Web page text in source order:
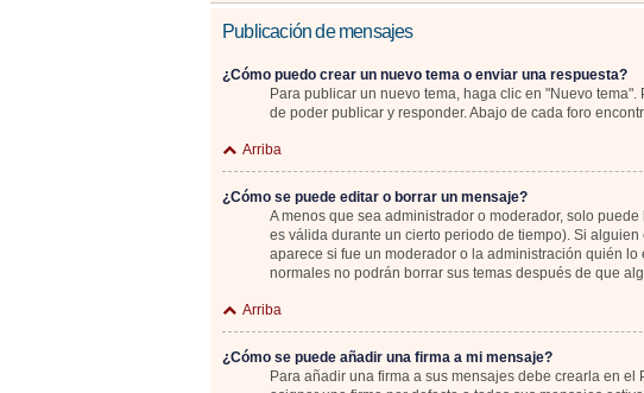
Publicación de mensajes
¿Cómo puedo crear un nuevo tema o enviar una respuesta?
Para publicar un nuevo tema, haga clic en "Nuevo
de poder publicar y responder. Abajo de cada foro
Arriba
¿Cómo se puede editar o borrar un mensaje?
A menos que sea administrador o moderador, solo
es válida durante un cierto periodo de tiempo). Si
aparece si fue un moderador o la administración quién
normales no podrán borrar sus temas después de que
Arriba
¿Cómo se puede añadir una firma a mi mensaje?
Para añadir una firma a sus mensajes debe crearla en